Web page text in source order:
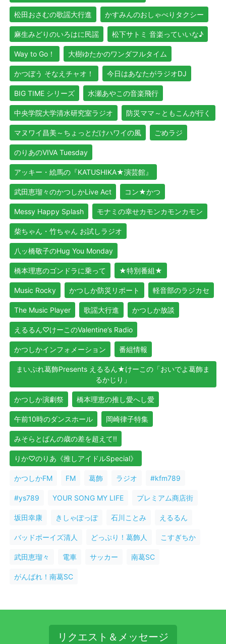
松田おさむの歌謡大行進 かすみんのおしゃべりタクシー
麻生みどりのいろはに民謡 松下サトミ 音楽っていいな♪
Way to Go！ 大樹ゆたかのワンダフルタイム
かつぼう そなえチャオ！ 今日はあなたがラジオDJ
BIG TIME シリーズ 水瀬あやこの音楽飛行
中央学院大学清水研究室ラジオ 防災ママ～ともこんが行く
マヌワイ昌美～ちょっとだけハワイの風 ごめラジ
のりあのVIVA Tuesday
アッキー・絵馬の『KATUSHIKA★演芸館』
武田恵瑠々のかつしかLive Act コン★かつ
Messy Happy Splash モナミの幸せカモンカモンカモン
柴ちゃん・竹ちゃん お試しラジオ
八ッ橋敬子のHug You Monday
橋本理恵のゴンドラに乗って ★特別番組★
Music Rocky かつしか防災リポート 軽音部のラジカセ
The Music Player 歌謡大行進 かつしか放談
えるるん♡けーこのValentine’s Radio
かつしかインフォメーション 番組情報
まいぷれ葛飾Presents えるるん★けーこの「おいでよ葛飾ま
るかじり」
かつしか演劇祭 橋本理恵の推し愛へし愛
午前10時のダンスホール 岡崎律子特集
みそらとばんの歳の差を超えて!!
りか♡のりあ《推しアイドルSpecial》
かつしかFM FM 葛飾 ラジオ #kfm789
#ys789 YOUR SONG MY LIFE プレミアム商店街
坂田幸康 きしゃぽっぽ 石川ことみ えるるん
バッドボーイズ清人 どっぷり！葛飾人 こすぎちか
武田恵瑠々 電車 サッカー 南葛SC
がんばれ！南葛SC
リクエスト＆メッセージ